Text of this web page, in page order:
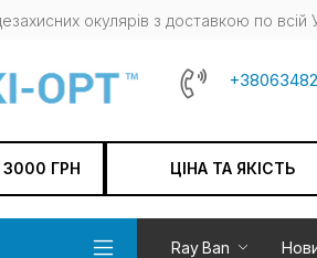
окулярів з доставкою по всій
ГРН ЦІНА ТА ЯКІСТЬ
Ray Ban